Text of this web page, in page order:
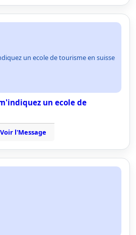
un ecole de tourisme en suisse
un ecole de
Voir l'Message